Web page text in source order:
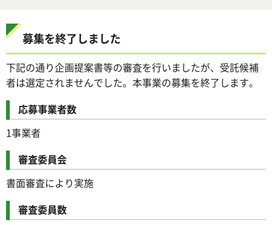
募集を終了しました
下記の通り企画提案書等の審査を行いましたが、受託候補
者は選定されませんでした。本事業の募集を終了します。
応募事業者数
1事業者
審査委員会
書面審査により実施
審査委員数